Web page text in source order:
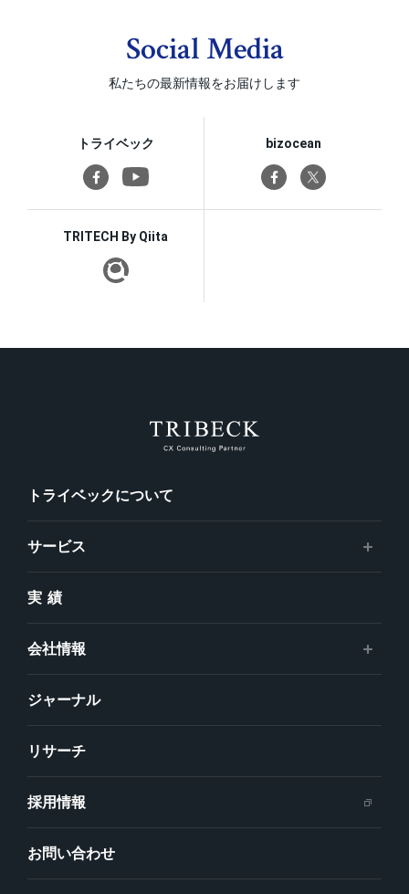
Social Media
私たちの最新情報をお届けします
トライベック bizocean
TRITECH By Qiita
トライベックについて
サービス
実績
会社情報
ジャーナル
リサーチ
採用情報
お問い合わせ